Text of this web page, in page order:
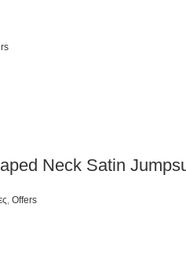
Neck Satin
, Offers